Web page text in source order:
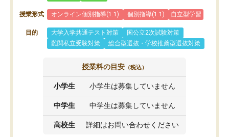
授業形式 オンライン個別指導(1:1) 個別指導(1:1) 自立型学習
目的 大学入学共通テスト対策
国公立2次試験対策
難関私立受験対策
総合型選抜・学校推薦型選抜対策
授業料の目安 （税込）
小学生 小学生は募集していません
中学生 中学生は募集していません
高校生 詳細はお問い合わせください